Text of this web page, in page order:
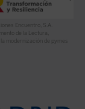
Encuentro, S.A.
de la Lectura,
modernización de pymes